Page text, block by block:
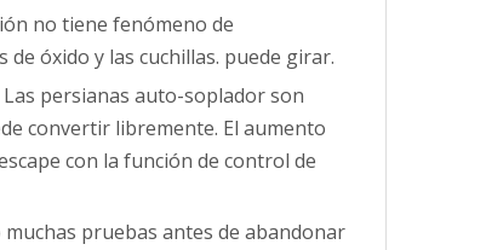
no tiene fenómeno de
óxido y las cuchillas. puede girar.
persianas auto-soplador son
convertir libremente. El aumento
con la función de control de
pruebas antes de abandonar